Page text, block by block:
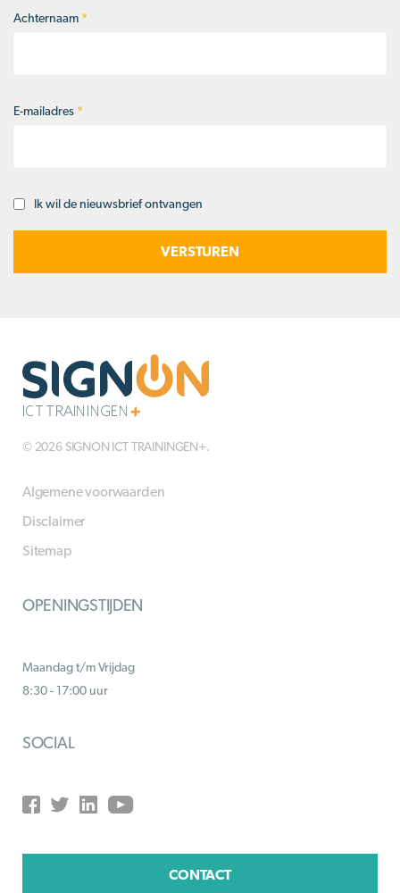
Achternaam *
E-mailadres *
Opt-Ik wil de nieuwsbrief ontvangen
© 2026 SIGNON ICT TRAININGEN+.
Algemene voorwaarden
Disclaimer
Sitemap
OPENINGSTIJDEN
Maandag t/m Vrijdag
8:30 - 17:00 uur
SOCIAL
CONTACT